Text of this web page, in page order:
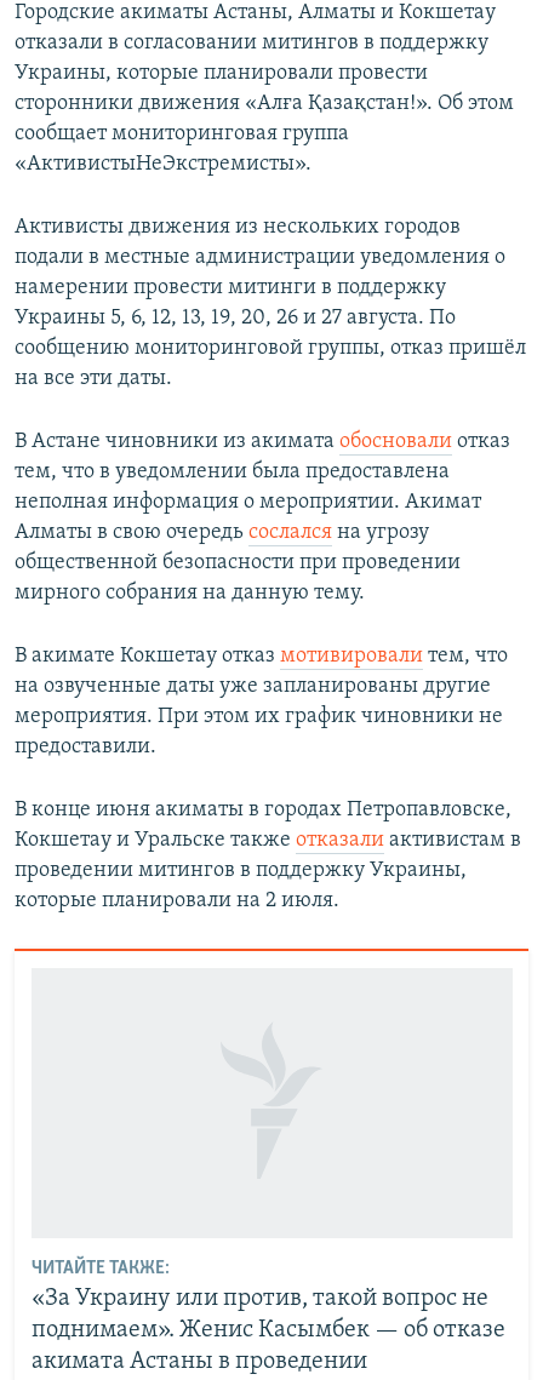
Городские акиматы Астаны, Алматы и Кокшетау
отказали в согласовании митингов в поддержку
Украины, которые планировали провести
сторонники движения «Алға Қазақстан!». Об этом
сообщает мониторинговая группа
«АктивистыНеЭкстремисты».
Активисты движения из нескольких городов
подали в местные администрации уведомления о
намерении провести митинги в поддержку
Украины 5, 6, 12, 13, 19, 20, 26 и 27 августа. По
сообщению мониторинговой группы, отказ пришёл
на все эти даты.
В Астане чиновники из акимата обосновали отказ
тем, что в уведомлении была предоставлена
неполная информация о мероприятии. Акимат
Алматы в свою очередь сослался на угрозу
общественной безопасности при проведении
мирного собрания на данную тему.
В акимате Кокшетау отказ мотивировали тем, что
на озвученные даты уже запланированы другие
мероприятия. При этом их график чиновники не
предоставили.
В конце июня акиматы в городах Петропавловске,
Кокшетау и Уральске также отказали активистам в
проведении митингов в поддержку Украины,
которые планировали на 2 июля.
ЧИТАЙТЕ ТАКЖЕ:
«За Украину или против, такой вопрос не
поднимаем». Женис Касымбек — об отказе
акимата Астаны в проведении